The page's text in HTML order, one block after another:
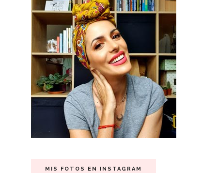
MIS FOTOS EN INSTAGRAM